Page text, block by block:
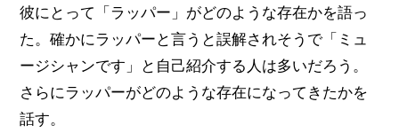
彼にとって「ラッパー」がどのような存在かを語っ
た。確かにラッパーと言うと誤解されそうで「ミュ
ージシャンです」と自己紹介する人は多いだろう。
さらにラッパーがどのような存在になってきたかを
話す。